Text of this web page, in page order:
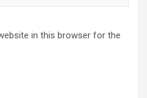
in this browser for the